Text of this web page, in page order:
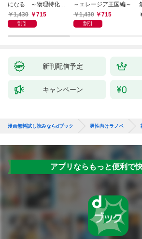
になる ～物理特化の
覚醒者～
1,430 715
割引
～エレージア王国編～
1,430
715
割引
新刊配信予定
キャンペーン
漫画無料試し読みならdブック 男性向けラノベ
アプリならもっと便利で